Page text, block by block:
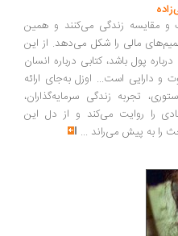
زندگی می‌کنند و همین
مالی را شکل می‌دهد. از این
باشد، کتابی درباره انسان
است... اوزل به‌جای ارائه
زندگی سرمایه‌گذاران،
روایت می‌کند و از دل این
پیش می‌راند ...